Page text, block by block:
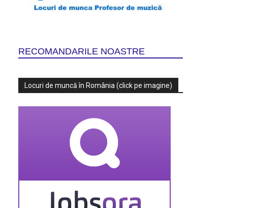
RECOMANDARILE NOASTRE
Locuri de muncă în România (click pe imagine)